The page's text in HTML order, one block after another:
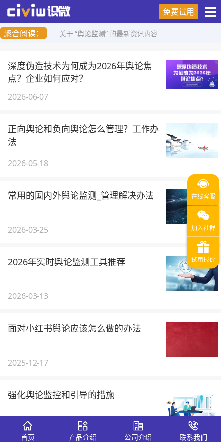
免费试用
聚合阅读：
关于 “舆论监测” 的最新资讯内容
深度伪造技术为何成为2026年舆论焦
点？企业如何应对？
2026-06-07
正向舆论和负向舆论怎么管理？工作办
法
2026-05-18
常用的国内外舆论监测_管理解决办法
2026-03-25
2026年实时舆论监测工具推荐
2026-03-13
面对小红书舆论应该怎么做的办法
2025-12-17
强化舆论监控和引导的措施
2025-09-29
首页 产品介绍 公司介绍 联系我们